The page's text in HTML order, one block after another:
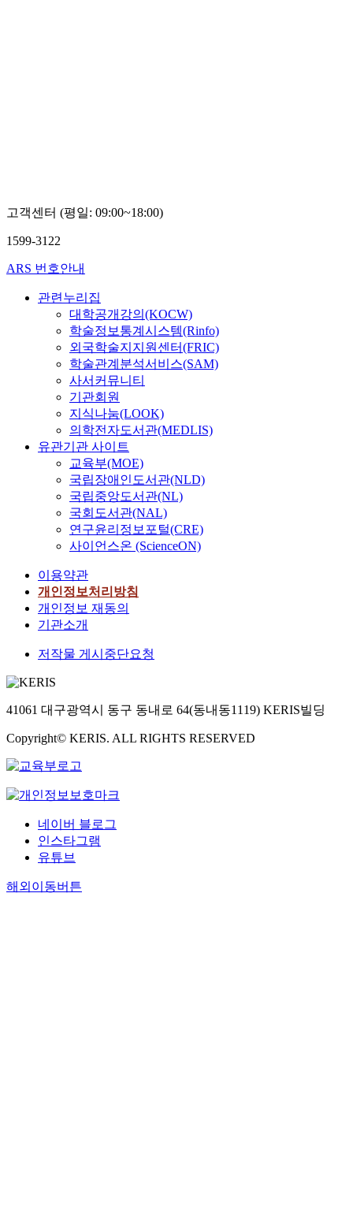
고객센터 (평일: 09:00~18:00)
1599-3122
ARS 번호안내
관련누리집
대학공개강의(KOCW)
학술정보통계시스템(Rinfo)
외국학술지지원센터(FRIC)
학술관계분석서비스(SAM)
사서커뮤니티
기관회원
지식나눔(LOOK)
의학전자도서관(MEDLIS)
유관기관 사이트
교육부(MOE)
국립장애인도서관(NLD)
국립중앙도서관(NL)
국회도서관(NAL)
연구윤리정보포털(CRE)
사이언스온 (ScienceON)
이용약관
개인정보처리방침
개인정보 재동의
기관소개
저작물 게시중단요청
41061 대구광역시 동구 동내로 64(동내동1119) KERIS빌딩
Copyright© KERIS. ALL RIGHTS RESERVED
네이버 블로그
인스타그램
유튜브
해외이동버튼